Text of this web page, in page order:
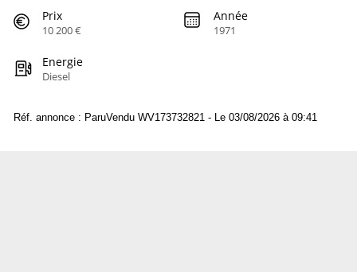
Prix
10 200 €
Année
1971
Energie
Diesel
Réf. annonce : ParuVendu WV173732821 - Le 03/08/2026 à 09:41